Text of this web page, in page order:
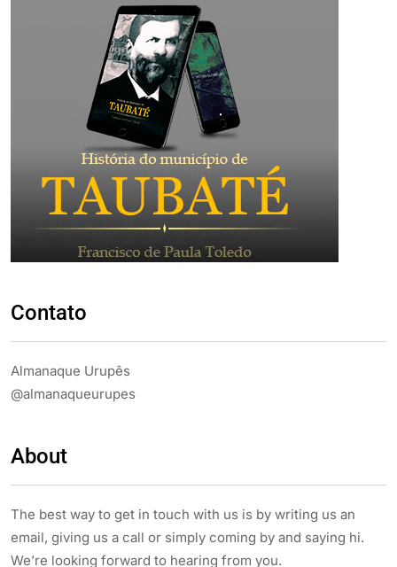
Contato
Almanaque Urupês
@almanaqueurupes
About
The best way to get in touch with us is by writing us an
email, giving us a call or simply coming by and saying hi.
We’re looking forward to hearing from you.